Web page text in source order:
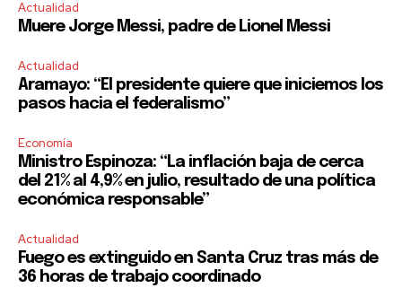
Actualidad
Muere Jorge Messi, padre de Lionel Messi
Actualidad
Aramayo: “El presidente quiere que iniciemos los
pasos hacia el federalismo”
Economía
Ministro Espinoza: “La inflación baja de cerca
del 21% al 4,9% en julio, resultado de una política
económica responsable”
Actualidad
Fuego es extinguido en Santa Cruz tras más de
36 horas de trabajo coordinado